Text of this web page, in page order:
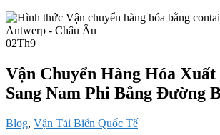
02Th9
Vận Chuyển Hàng Hóa
Sang Nam Phi Bằng Đường
Blog, Vận Tải Biển Quốc Tế